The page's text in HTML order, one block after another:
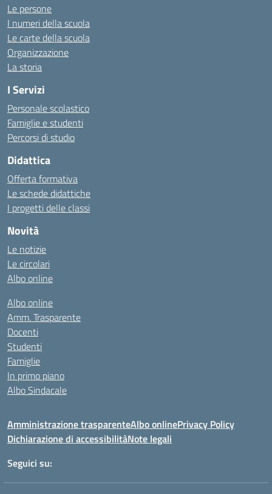
Le persone
I numeri della scuola
Le carte della scuola
Organizzazione
La storia
I Servizi
Personale scolastico
Famiglie e studenti
Percorsi di studio
Didattica
Offerta formativa
Le schede didattiche
I progetti delle classi
Novità
Le notizie
Le circolari
Albo online
Albo online
Amm. Trasparente
Docenti
Studenti
Famiglie
In primo piano
Albo Sindacale
Amministrazione trasparenteAlbo onlinePrivacy Policy
Dichiarazione di accessibilitàNote legali
Seguici su: